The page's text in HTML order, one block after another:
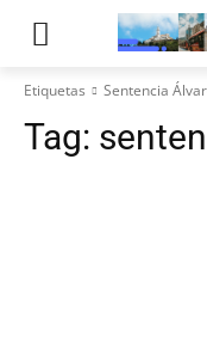
Etiquetas Sentencia
Tag: